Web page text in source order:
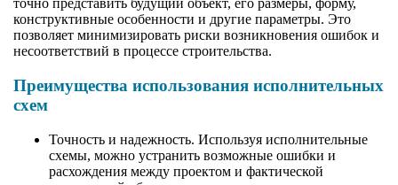
точно представить будущий объект, его размеры, форму,
конструктивные особенности и другие параметры. Это
позволяет минимизировать риски возникновения ошибок и
несоответствий в процессе строительства.
Преимущества использования исполнительных
схем
Точность и надежность. Используя исполнительные
схемы, можно устранить возможные ошибки и
расхождения между проектом и фактической